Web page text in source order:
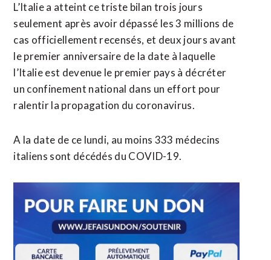
L’Italie a atteint ce triste bilan trois jours
seulement après avoir dépassé les 3 millions de
cas officiellement recensés, et deux jours avant
le premier anniversaire de la date à laquelle
l’Italie est devenue le premier pays à décréter
un confinement national dans un effort pour
ralentir la propagation du coronavirus.
A la date de ce lundi, au moins 333 médecins
italiens sont décédés du COVID-19.